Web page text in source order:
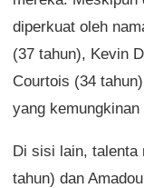
diperkuat oleh
(37 tahun), Kevin
Courtois (34
yang
Di sisi lain, talenta
tahun) dan